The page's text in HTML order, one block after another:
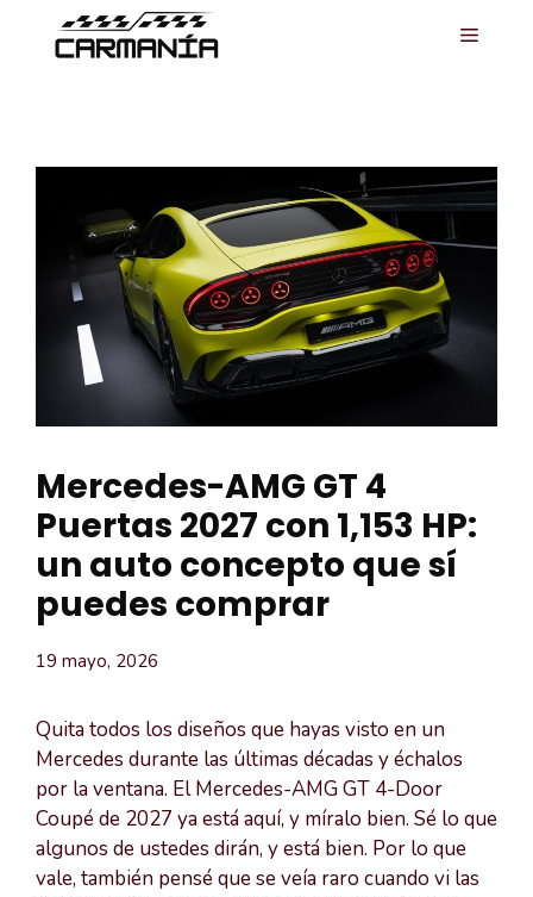
MENÚ
Mercedes-AMG GT 4
Puertas 2027 con 1,153 HP:
un auto concepto que sí
puedes comprar
19 mayo, 2026
Quita todos los diseños que hayas visto en un
Mercedes durante las últimas décadas y échalos
por la ventana. El Mercedes-AMG GT 4-Door
Coupé de 2027 ya está aquí, y míralo bien. Sé lo que
algunos de ustedes dirán, y está bien. Por lo que
vale, también pensé que se veía raro cuando vi las